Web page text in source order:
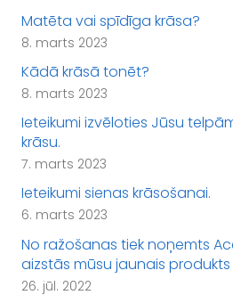
Matēta vai spīdīga krāsa?
8. marts 2023
Kādā krāsā tonēt?
8. marts 2023
Ieteikumi izvēloties Jūsu
krāsu.
7. marts 2023
Ieteikumi sienas krāsošanai.
6. marts 2023
No ražošanas tiek noņemts
aizstās mūsu jaunais produkts
26. jūl. 2022